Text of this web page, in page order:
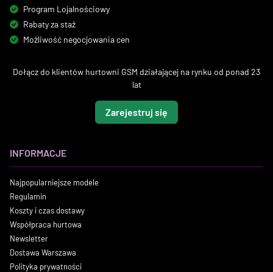
Program Lojalnościowy
Rabaty za staż
Możliwość negocjowania cen
Dołącz do klientów hurtowni GSM działającej na rynku od ponad 23
lat
Zarejestruj się
INFORMACJE
Najpopularniejsze modele
Regulamin
Koszty i czas dostawy
Współpraca hurtowa
Newsletter
Dostawa Warszawa
Polityka prywatności